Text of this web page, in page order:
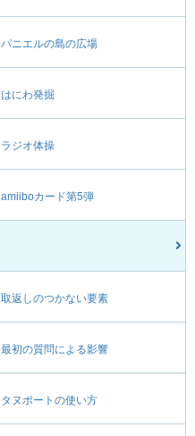
パニエルの島の広場
はにわ発掘
ラジオ体操
amiiboカード第5弾
取返しのつかない要素
最初の質問による影響
タヌポートの使い方